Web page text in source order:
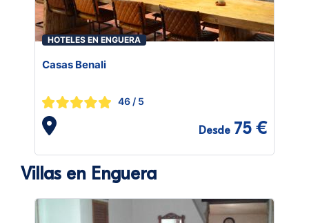
HOTELES EN ENGUERA
Casas Benali
46 / 5
Desde 75 €
Villas en Enguera